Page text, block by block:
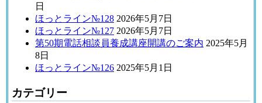
日
ほっとライン№128 2026年5月7日
ほっとライン№127 2026年5月7日
第50期電話相談員養成講座開講のご案内 2025年5月
8日
ほっとライン№126 2025年5月1日
カテゴリー